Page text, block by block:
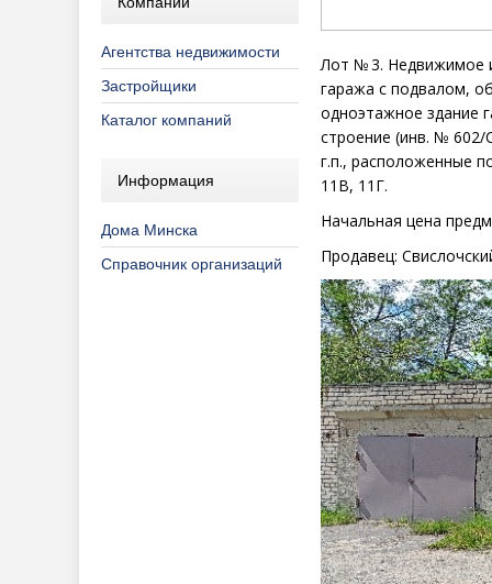
Агентства недвижимости
Застройщики
Каталог компаний
Информация
Дома Минска
Справочник организаций
Лот №3. Недвижимое
гаража с подвалом,
одноэтажное здание
строение (инв. № 602/
г.п., расположенные
11В, 11Г.
Начальная цена
Продавец: